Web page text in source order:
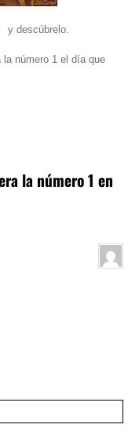
y descúbrelo.
número 1 el día que
la número 1 en